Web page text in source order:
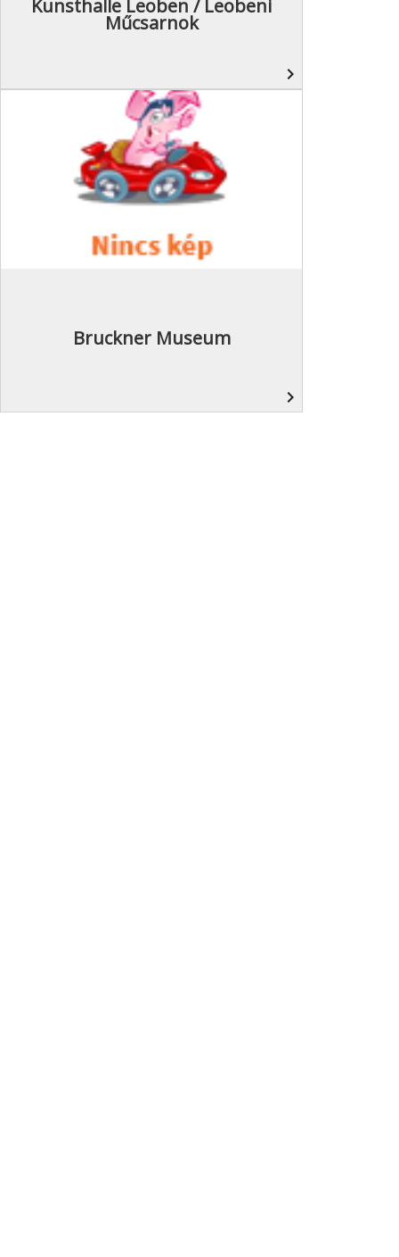
Kunsthalle Leoben / Leobeni
Műcsarnok
navigate_next
Bruckner Museum
navigate_next